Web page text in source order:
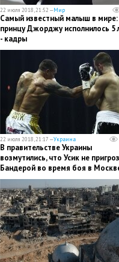
22 июля 2018, 21:52 —Мир
Самый известный малыш в мире:
принцу Джорджу исполнилось 5
- кадры
22 июля 2018, 21:17 —Украина
В правительстве Украины
возмутились, что Усик не
Бандерой во время боя в